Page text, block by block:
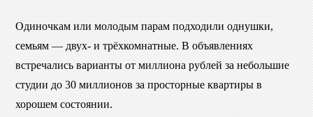
Одиночкам или молодым парам подходили однушки,
семьям — двух- и трёхкомнатные. В объявлениях
встречались варианты от миллиона рублей за небольшие
студии до 30 миллионов за просторные квартиры в
хорошем состоянии.